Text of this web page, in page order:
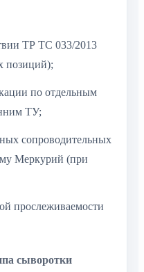
ТР ТС 033/2013
позиций);
по отдельным
ТУ;
сопроводительных
Меркурий (при
прослеживаемости
сыворотки